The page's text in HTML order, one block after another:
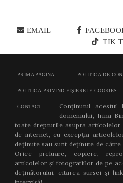
EMAIL
TIK
PRIMA PAGINĂ POLITICĂ DE
POLITICĂ PRIVIND FIȘIERELE COOKIES
CONTACT
Conținutul acestui
domeniului, Irina
toate drepturile asupra articolelor
de internet, cu excepția
deținute sau sunt deținute de
Orice preluare, copiere,
articolelor și fotografiilor de pe
deținătorului, citarea sursei și